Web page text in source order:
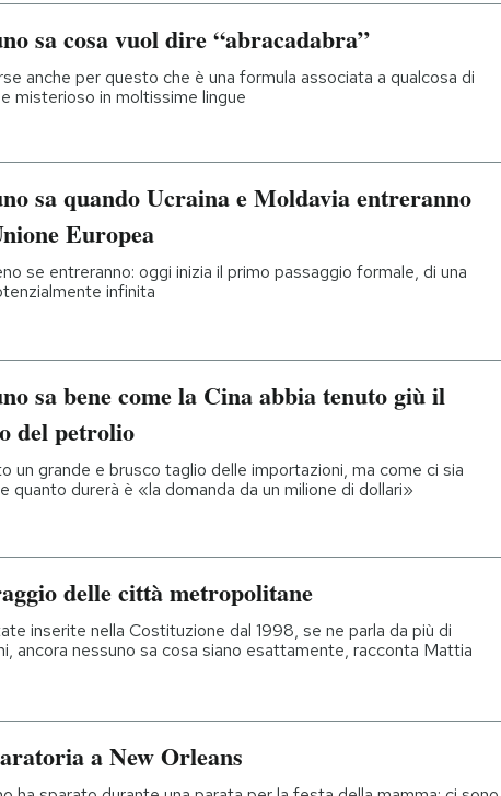
sa cosa vuol dire “abracadabra”
anche per questo che è una formula associata a qualcosa di
misterioso in moltissime lingue
sa quando Ucraina e Moldavia entreranno
Europea
se entreranno: oggi inizia il primo passaggio formale, di una
infinita
sa bene come la Cina abbia tenuto giù il
del petrolio
un grande e brusco taglio delle importazioni, ma come ci sia
quanto durerà è «la domanda da un milione di dollari»
delle città metropolitane
inserite nella Costituzione dal 1998, se ne parla da più di
ancora nessuno sa cosa siano esattamente, racconta Mattia
a New Orleans